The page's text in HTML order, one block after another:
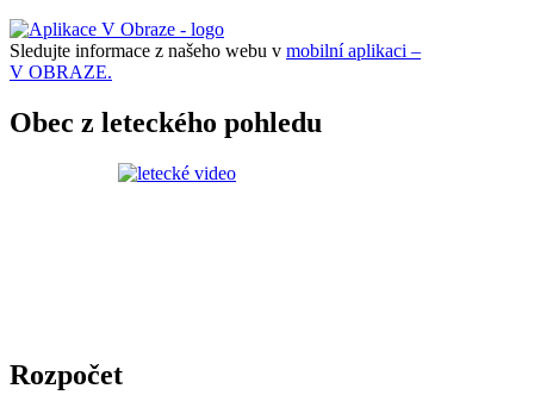
Sledujte informace z našeho webu v mobilní aplikaci –
V OBRAZE.
Obec z leteckého pohledu
Rozpočet